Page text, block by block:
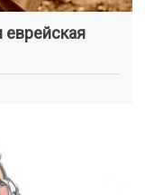
еврейская